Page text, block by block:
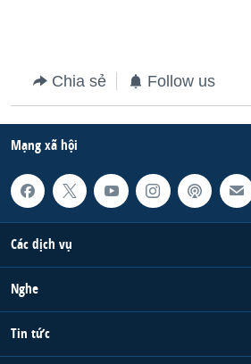
Chia sẻ Follow us
Mạng xã hội
Các dịch vụ
Nghe
Tin tức